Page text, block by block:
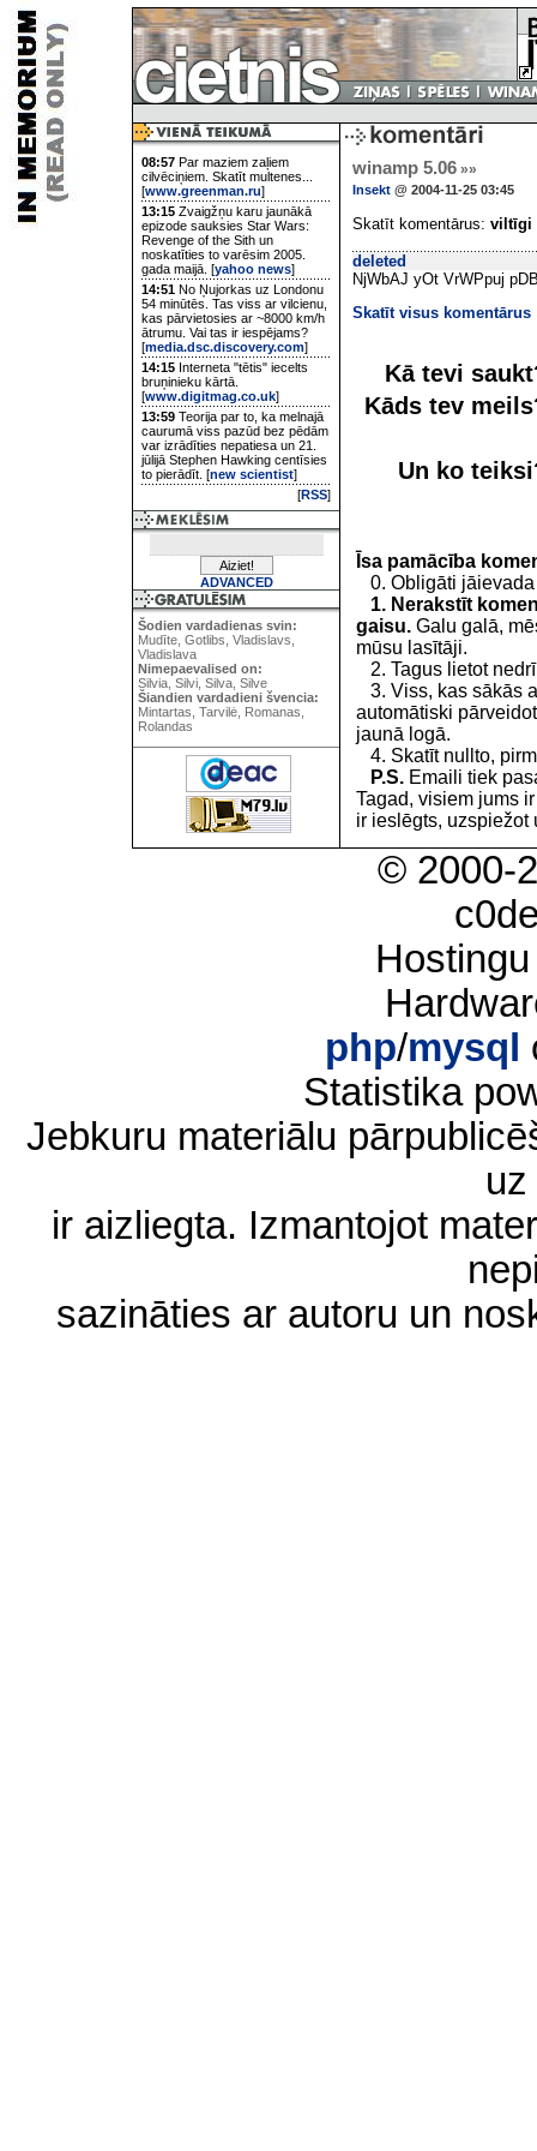
08:57 Par maziem zaļiem
cilvēciņiem. Skatīt multenes...
[www.greenman.ru]
13:15 Zvaigžņu karu jaunākā
epizode sauksies Star Wars:
Revenge of the Sith un
noskatīties to varēsim 2005.
gada maijā. [yahoo news]
14:51 No Ņujorkas uz Londonu
54 minūtēs. Tas viss ar vilcienu,
kas pārvietosies ar ~8000 km/h
ātrumu. Vai tas ir iespējams?
[media.dsc.discovery.com]
14:15 Interneta "tētis" iecelts
bruņinieku kārtā.
[www.digitmag.co.uk]
13:59 Teorija par to, ka melnajā
caurumā viss pazūd bez pēdām
var izrādīties nepatiesa un 21.
jūlijā Stephen Hawking centīsies
to pierādīt. [new scientist]
[RSS]
ADVANCED
Šodien vardadienas svin:
Mudīte, Gotlibs, Vladislavs,
Vladislava
Nimepaevalised on:
Silvia, Silvi, Silva, Silve
Šiandien vardadieni švencia:
Mintartas, Tarvilė, Romanas,
Rolandas
winamp 5.06 »»
Insekt @ 2004-11-25 03:45
Skatīt komentārus: viltīgi
deleted
NjWbAJ yOt VrWPpuj
Skatīt visus komentārus
Kā tevi
Kāds tev
Un ko
Īsa pamācība
0. Obligāti jāievada
1. Nerakstīt
gaisu. Galu galā,
mūsu lasītāji.
2. Tagus lietot
3. Viss, kas sākās
automātiski
jaunā logā.
4. Skatīt nullto,
P.S. Emaili tiek
Tagad, visiem jums
ir ieslēgts, uzspiežot
© 2000-
php/mysql
Statistika
Jebkuru materiālu
ir aizliegta. Izmantojot
sazināties ar autoru un